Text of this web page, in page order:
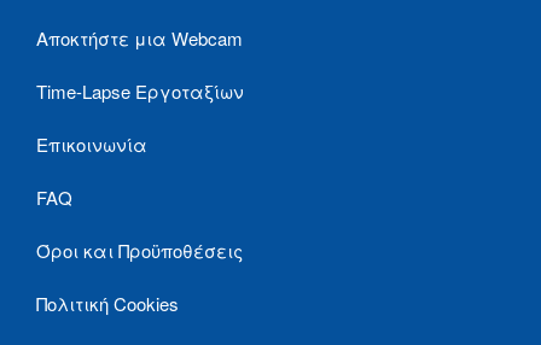
Αποκτήστε μια Webcam
Time-Lapse Εργοταξίων
Επικοινωνία
FAQ
Όροι και Προϋποθέσεις
Πολιτική Cookies